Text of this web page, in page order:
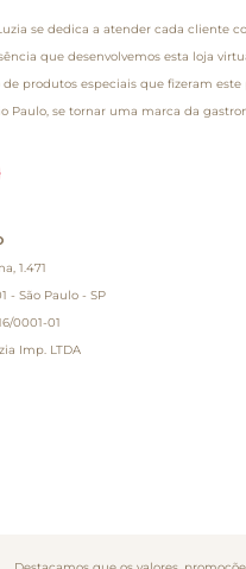
se dedica a atender cada cliente
que desenvolvemos esta loja
de produtos especiais que fizeram
Paulo, se tornar uma marca da
1.471
- São Paulo - SP
0001-01
Imp. LTDA